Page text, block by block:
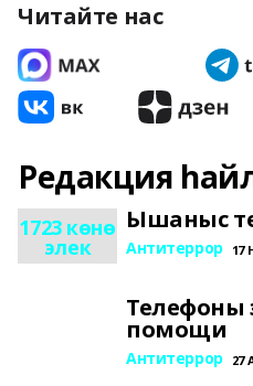
Читайте нас
Редакция
1723 көнө
элек
Ышаныс
Антитеррор 17
Телефоны
помощи
Антитеррор 27